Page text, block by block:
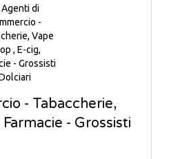
- Tabaccherie,
- Grossisti